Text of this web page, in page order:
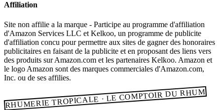
Affiliation
Site non affilie a la marque - Participe au programme d'affiliation
d'Amazon Services LLC et Kelkoo, un programme de publicite
d'affiliation concu pour permettre aux sites de gagner des honoraires
publicitaires en faisant de la publicite et en proposant des liens vers
des produits sur Amazon.com et les partenaires Kelkoo. Amazon et
le logo Amazon sont des marques commerciales d'Amazon.com,
Inc. ou de ses affilies.
RHUMERIE TROPICALE · LE COMPTOIR DU RHUM